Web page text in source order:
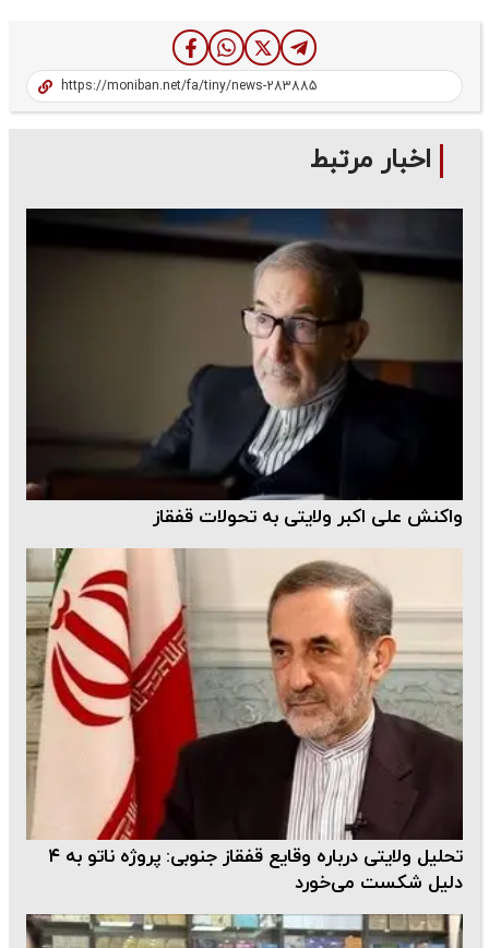
اخبار مرتبط
واکنش علی اکبر ولایتی به تحولات قفقاز
تحلیل ولایتی درباره وقایع قفقاز جنوبی: پروژه ناتو به ۴
دلیل شکست می‌خورد